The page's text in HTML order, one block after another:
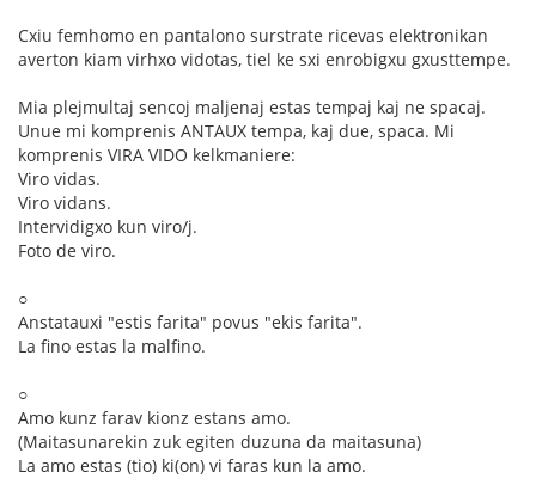
Cxiu femhomo en pantalono surstrate ricevas elektronikan
averton kiam virhxo vidotas, tiel ke sxi enrobigxu gxusttempe.
Mia plejmultaj sencoj maljenaj estas tempaj kaj ne spacaj.
Unue mi komprenis ANTAUX tempa, kaj due, spaca. Mi
komprenis VIRA VIDO kelkmaniere:
Viro vidas.
Viro vidans.
Intervidigxo kun viro/j.
Foto de viro.
○
Anstatauxi "estis farita" povus "ekis farita".
La fino estas la malfino.
○
Amo kunz farav kionz estans amo.
(Maitasunarekin zuk egiten duzuna da maitasuna)
La amo estas (tio) ki(on) vi faras kun la amo.